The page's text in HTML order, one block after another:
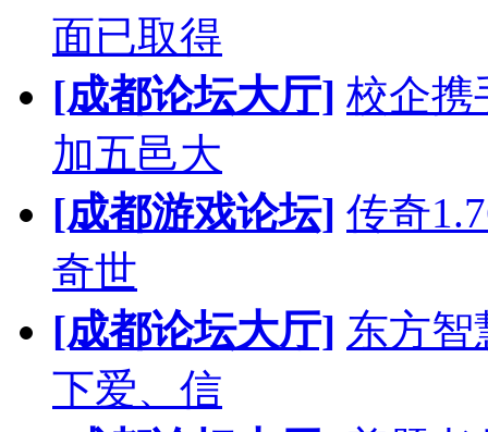
面已取得
[成都论坛大厅] 校企携
加五邑大
[成都游戏论坛] 传奇
奇世
[成都论坛大厅] 东方智
下爱、信